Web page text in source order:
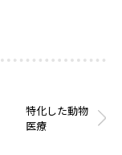
特化した動物
医療